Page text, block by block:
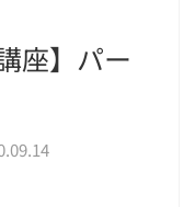
座】パー